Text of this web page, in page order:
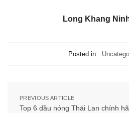
Long Khang
Posted in:
PREVIOUS ARTICLE
Top 6 dầu nóng Thái Lan chính